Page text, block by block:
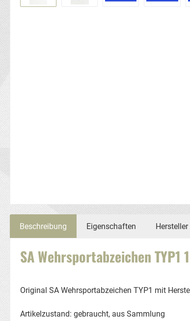
Beschreibung Eigenschaften Hersteller
SA Wehrsportabzeichen TYP1
Original SA Wehrsportabzeichen TYP1 mit
Artikelzustand: gebraucht, aus Sammlung